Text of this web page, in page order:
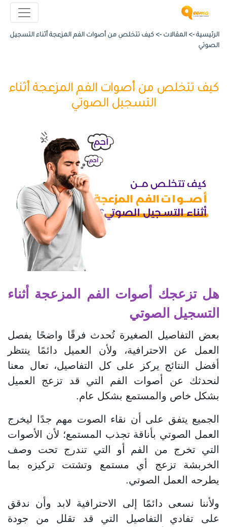
الرئيسية -> المقالات -> كيف تتخلص من أصوات الفم المزعجة أثناء التسجيل
الصوتي
كيف تتخلص من أصوات الفم المزعجة أثناء
التسجيل الصوتي
هل تزعجك أصوات الفم المزعجة أثناء
التسجيل الصوتي
بعض التفاصيل الصغيرة تُحدث فرقًا واضحًا يفصل
العمل عن الاحترافية، ولأن العميل دائمًا ينتظر
أفضل النتائج يركز على كل التفاصيل، تعال معنا
لنحدثك عن أصوات الفم التي قد تزعج العميل
بشكل خاص والمستمع بشكل عام.
الجميع يتفق على أن نقاء الصوت مهم جدًا ليخرج
العمل الصوتي بأناقة تجذب المستمع؛ لأن الأصوات
التي تخرج من الفم أو التي تندرج تحت وصف
الخربشة تزعج أي مستمع وتشتت تركيزه بما
يطرحه العمل الصوتي.
ولأننا نسعى دائمًا إلى الاحترافية لابد وأن ندقق
على تفادي التفاصيل التي قد تقلل من جودة